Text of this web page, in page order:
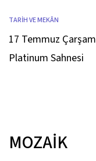
TARİH VE MEKÂN
17 Temmuz
Platinum Sahnesi
MOZAİK